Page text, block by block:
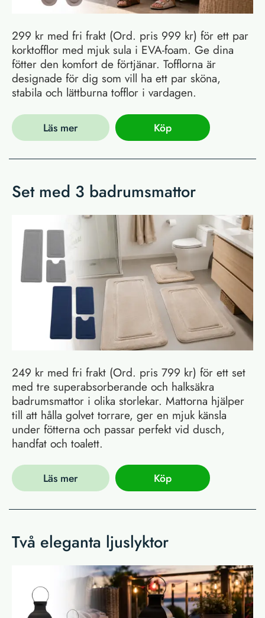
299 kr med fri frakt (Ord. pris 999 kr) för ett par
korktofflor med mjuk sula i EVA-foam. Ge dina
fötter den komfort de förtjänar. Tofflorna är
designade för dig som vill ha ett par sköna,
stabila och lättburna tofflor i vardagen.
Läs mer Köp
Set med 3 badrumsmattor
249 kr med fri frakt (Ord. pris 799 kr) för ett set
med tre superabsorberande och halksäkra
badrumsmattor i olika storlekar. Mattorna hjälper
till att hålla golvet torrare, ger en mjuk känsla
under fötterna och passar perfekt vid dusch,
handfat och toalett.
Läs mer Köp
Två eleganta ljuslyktor